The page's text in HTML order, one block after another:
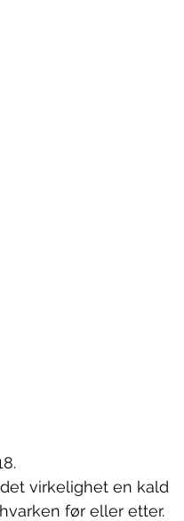
virkelighet en kald
før eller etter.